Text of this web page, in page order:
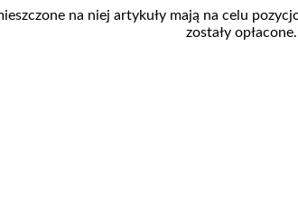
na niej artykuły mają na celu
zostały opłacone.